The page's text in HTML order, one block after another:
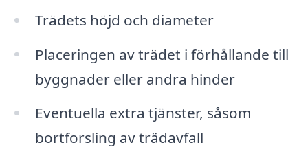
Trädets höjd och diameter
Placeringen av trädet i förhållande till
byggnader eller andra hinder
Eventuella extra tjänster, såsom
bortforsling av trädavfall